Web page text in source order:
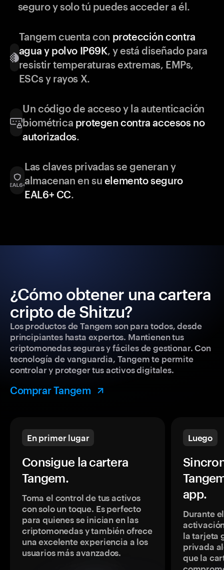
seguro y solo tú puedes acceder a él.
Tangem cuenta con protección contra
agua y polvo IP69K, y está diseñado para
resistir temperaturas extremas, EMPs,
ESCs y rayos X.
Un código de acceso y la autenticación
biométrica protegen contra accesos no
autorizados.
Las claves privadas se generan y
almacenan en su elemento seguro
EAL6+ CC.
¿Cómo obtener una cartera
cripto de Shitzu?
Los productos de Tangem son para todos, desde
principiantes hasta expertos. Mantienen tus
criptomonedas seguras y fáciles de gestionar. Con
tecnología de vanguardia, Tangem te permite
controlar y proteger tus activos digitales.
Comprar Tangem
En primer lugar
Consigue la cartera
Tangem.
Toma el control de tus activos
con solo un toque. Es perfecto
para quienes se inician en las
criptomonedas y también ofrece
una excelente experiencia a los
usuarios más avanzados.
Luego
app.
Durante
la tarjeta
privada
que la